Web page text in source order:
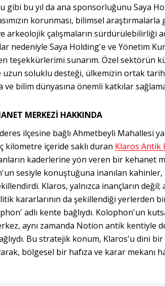
gibi bu yıl da ana sponsorluğunu Saya
korunması, bilimsel
arkeolojik çalışmaların sürdürülebilirliği
nedeniyle Saya Holding'e ve Yönetim
teşekkürlerimi sunarım. Özel sektörün
uzun soluklu desteği, ülkemizin ortak
ve bilim dünyasına önemli katkılar
MERKEZİ HAKKINDA
ilçesine bağlı Ahmetbeyli Mahallesi
kilometre içeride saklı duran Klaros Antik
kaderlerine yön veren bir kehanet
sesiyle konuştuğuna inanılan kahinler,
Klaros, yalnızca inançların değil;
kararlarının da şekillendiği yerlerden
adlı kente bağlıydı. Kolophon'un
aynı zamanda Notion antik kentiyle
Bu stratejik konum, Klaros'u dini
bölgesel bir hafıza ve karar mekanı